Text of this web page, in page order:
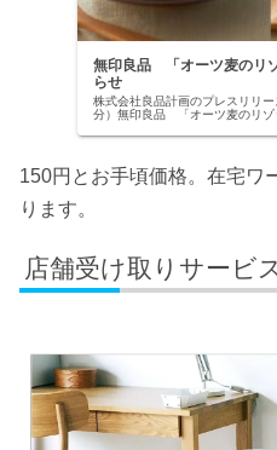
無印良品 「オーツ麦のリ
らせ
株式会社良品計画のプレスリリ
分）無印良品 「オーツ麦のリゾ
150円とお手頃価格。在宅ワ
ります。
店舗受け取りサービ